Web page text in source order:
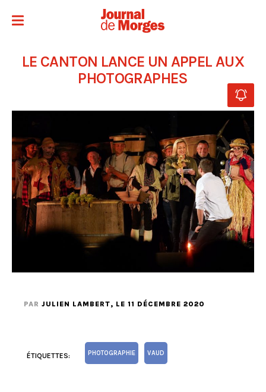
LE CANTON LANCE UN APPEL AUX
PHOTOGRAPHES
PAR JULIEN LAMBERT, LE 11 DÉCEMBRE 2020
ÉTIQUETTES: PHOTOGRAPHIE VAUD